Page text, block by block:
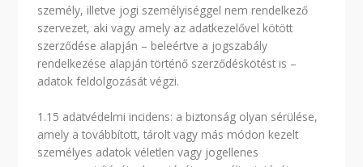
személy, illetve jogi személyiséggel nem rendelkező
szervezet, aki vagy amely az adatkezelővel kötött
szerződése alapján – beleértve a jogszabály
rendelkezése alapján történő szerződéskötést is –
adatok feldolgozását végzi.
1.15 adatvédelmi incidens: a biztonság olyan sérülése,
amely a továbbított, tárolt vagy más módon kezelt
személyes adatok véletlen vagy jogellenes